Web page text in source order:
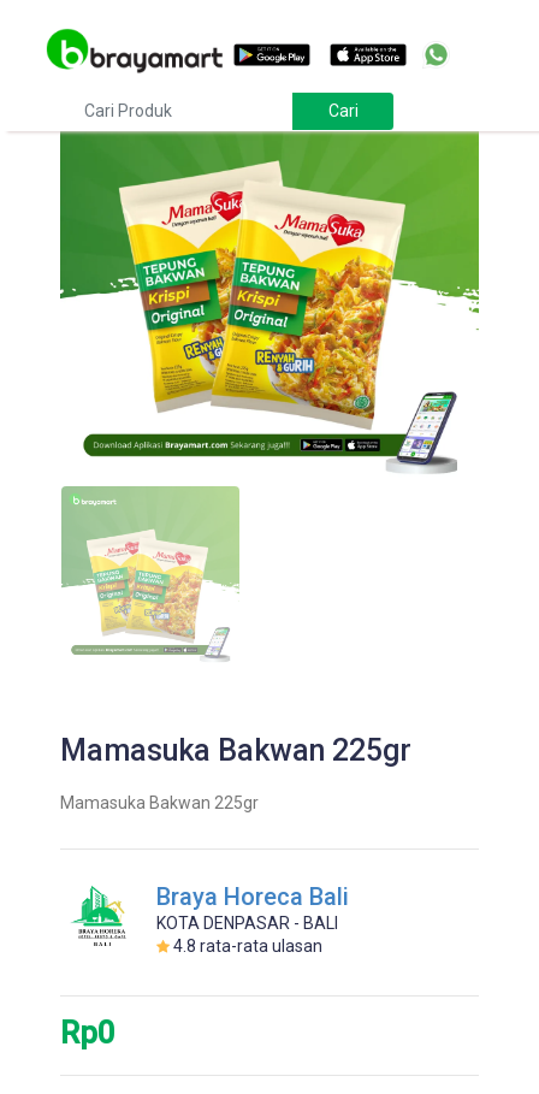
Mamasuka Bakwan 225gr
Mamasuka Bakwan 225gr
Braya Horeca Bali
KOTA DENPASAR - BALI
4.8 rata-rata ulasan
Rp0